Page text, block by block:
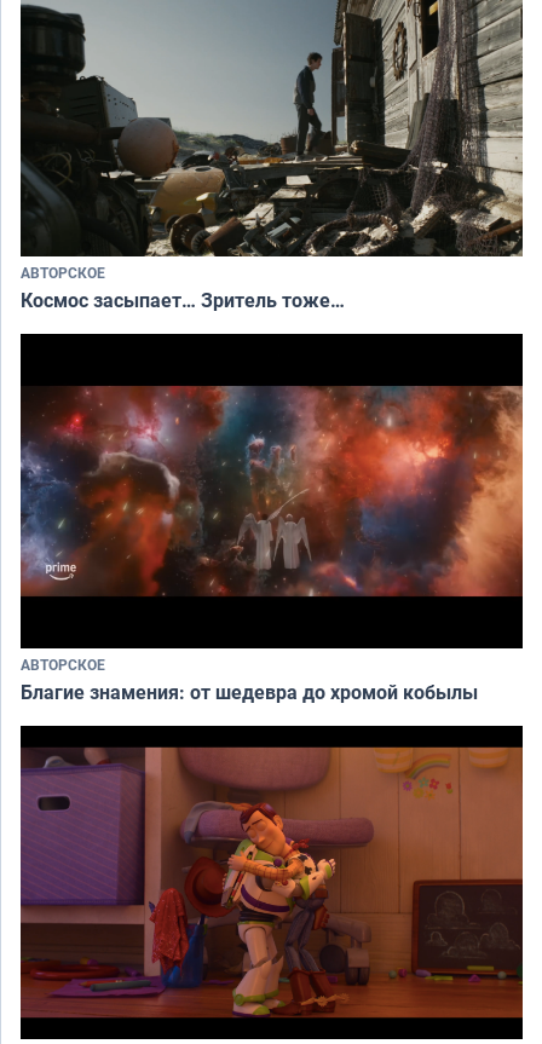
АВТОРСКОЕ
Космос засыпает… Зритель тоже…
АВТОРСКОЕ
Благие знамения: от шедевра до хромой кобылы